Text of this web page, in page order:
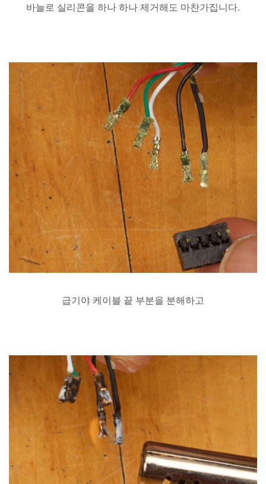
바늘로 실리콘을 하나 하나 제거해도 마찬가집니다.
급기야 케이블 끝 부분을 분해하고